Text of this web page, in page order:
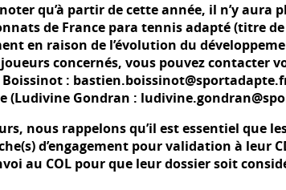
qu’à partir de cette année, il n’y aura
de France para tennis adapté (titre
en raison de l’évolution du
concernés, vous pouvez contacter
:
(Ludivine Gondran :
nous rappelons qu’il est essentiel que
d’engagement pour validation à leur
au COLpour que leur dossier soit